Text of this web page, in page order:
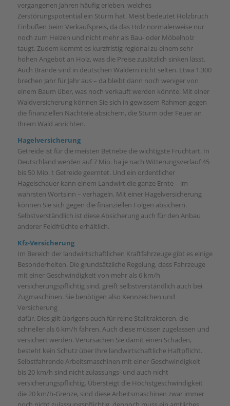
vergangenen Jahren häufig erleben, welches
Zerstörungspotential ein Sturm hat. Meist bedeutet Holzbruch
Einbußen beim Verkaufspreis, da das Holz normalerweise nur
noch zum Heizen und nicht mehr als Bau- oder Möbelholz
taugt. Zudem kommt es kurzfristig regional zu einem sehr
hohen Angebot an Holz, was die Preise zusätzlich sinken lässt.
Auch Brände sind in deutschen Wäldern nicht selten. Etwa 1.300
brechen Jahr für Jahr aus – da bleibt dann noch weniger von
einem Baum über, was noch verkauft werden könnte. Mit einer
Waldversicherung können Sie sich in gewissem Rahmen gegen
die finanziellen Nachteile absichern, die Sturm oder Feuer an
Ihrem Wald anrichten.
Hagelversicherung
Getreide ist für die meisten Betriebe die wichtigste Fruchtart. In
Deutschland werden auf 7 Mio. ha je nach Witterungsverlauf 45
bis 50 Mio. t Getreide geerntet. Und ein ordentlicher
Hagelschauer kann einem Landwirt die ganze Ernte – im
wahrsten Wortsinn – verhageln. Mit einer Hagelversicherung
können Sie sich gegen die finanziellen Folgen absichern.
Selbstverständlich ist diese Absicherung auch für den Anbau
anderer Feldfrüchte erhältlich.
Kfz-Versicherung
Im Bereich der landwirtschaftlichen Kraftfahrzeuge gibt es einige
Besonderheiten. Die grundsätzliche Regelung, dass Fahrzeuge
mit einer Geschwindigkeit von mehr als 6 km/h
versicherungspflichtig sind, greift selbstverständlich auch bei
Zugmaschinen. Sie benötigen also Kennzeichen und
Versicherung
dafür. Dies gilt übrigens auch für reine Stalltraktoren, die
schneller als 6 km/h fahren. Auch diese müssen zugelassen und
versichert werden. Verursachen Sie damit einen Schaden,
besteht kein Schutz über Ihre landwirtschaftliche Haftpflicht.
Selbstfahrende Arbeitsmaschinen mit einer Geschwindigkeit
bis 20 km/h sind nicht zulassungs- und auch nicht
versicherungspflichtig. Übersteigt die Höchstgeschwindigkeit
die 20 km/h-Grenze, sind diese Arbeitsmaschinen zwar immer